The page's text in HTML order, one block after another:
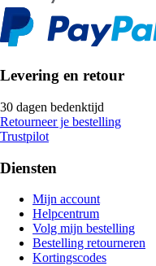
Levering en retour
30 dagen bedenktijd
Retourneer je bestelling
Trustpilot
Diensten
Mijn account
Helpcentrum
Volg mijn bestelling
Bestelling retourneren
Kortingscodes